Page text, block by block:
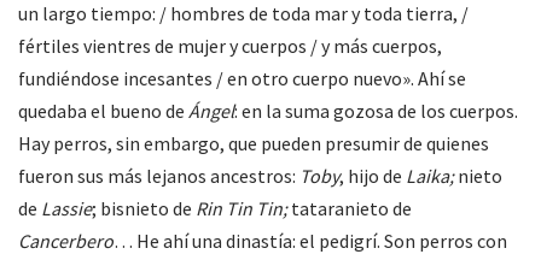
un largo tiempo: / hombres de toda mar y toda tierra, /
fértiles vientres de mujer y cuerpos / y más cuerpos,
fundiéndose incesantes / en otro cuerpo nuevo». Ahí se
quedaba el bueno de Ángel: en la suma gozosa de los cuerpos.
Hay perros, sin embargo, que pueden presumir de quienes
fueron sus más lejanos ancestros: Toby, hijo de Laika;nieto
de Lassie; bisnieto de Rin Tin Tin;tataranieto de
Cancerbero… He ahí una dinastía: el pedigrí. Son perros con